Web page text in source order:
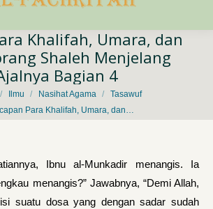
Khalifah, Umara, dan
Shaleh Menjelang
Bagian 4
Ilmu Nasihat Agama
Tasawuf
Para Khalifah, Umara, dan…
Ibnu al-Munkadir menangis. Ia
menangis?” Jawabnya, “Demi Allah,
suatu dosa yang dengan sadar sudah